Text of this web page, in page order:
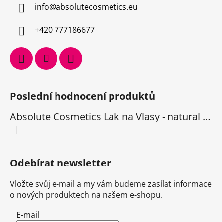
info@absolutecosmetics.eu
+420 777186677
Poslední hodnocení produktů
Absolute Cosmetics Lak na Vlasy - natural 1000 ml
Hodnocení produktu je 5 z 5 hvězdiček.
|
Odebírat newsletter
Vložte svůj e-mail a my vám budeme zasílat informace
o nových produktech na našem e-shopu.
E-mail